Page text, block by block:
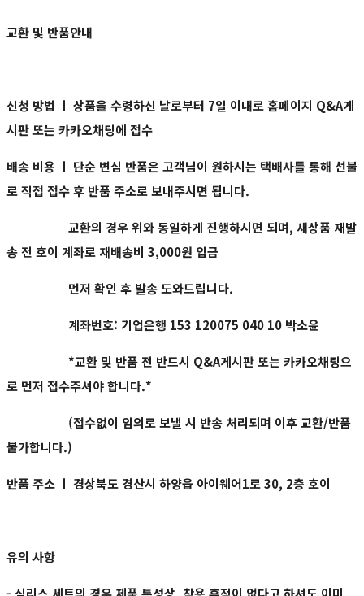
교환 및 반품안내
신청 방법 ㅣ 상품을 수령하신 날로부터 7일 이내로홈페이지 Q&A게
시판 또는 카카오채팅에 접수
배송 비용 ㅣ 단순 변심 반품은 고객님이 원하시는 택배사를 통해 선불
로 직접 접수 후 반품 주소로 보내주시면 됩니다.
교환의 경우 위와 동일하게 진행하시면 되며, 새상품 재발
송 전 호이 계좌로 재배송비 3,000원 입금
먼저 확인 후 발송 도와드립니다.
계좌번호: 기업은행 153 120075 040 10 박소윤
*교환 및 반품 전 반드시 Q&A게시판 또는 카카오채팅으
로 먼저 접수주셔야 합니다.*
(접수없이 임의로 보낼 시 반송 처리되며 이후 교환/반품
불가합니다.)
반품 주소 ㅣ 경상북도 경산시 하양읍 아이웨어1로 30, 2층 호이
유의 사항